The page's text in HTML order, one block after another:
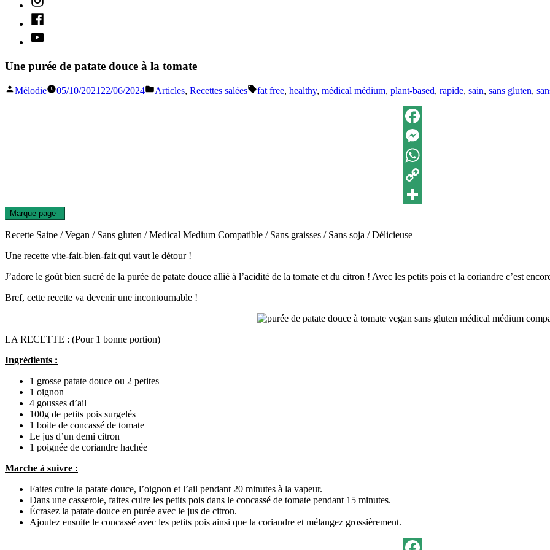
Facebook
Youtube
Une purée de patate douce à la tomate
Publié
Mélodie 05/10/202122/06/2024
Publié
Articles, Recettes salées Étiquettes :
fat free, healthy, médical médium, plant-based, rapide, sain, sans gluten,
Facebook
Messenger
WhatsApp
Copy
Marque-page
Recette Saine / Vegan / Sans gluten / Medical Medium Compatible / Sans graisses / Sans soja / Délicieuse
Une recette vite-fait-bien-fait qui vaut le détour !
J’adore le goût bien sucré de la purée de patate douce allié à l’acidité de la tomate et du citron ! Avec les petits pois et la coriandre c’est
Bref, cette recette va devenir une incontournable !
LA RECETTE : (Pour 1 bonne portion)
Ingrédients :
1 grosse patate douce ou 2 petites
1 oignon
4 gousses d’ail
100g de petits pois surgelés
1 boite de concassé de tomate
Le jus d’un demi citron
1 poignée de coriandre hachée
Marche à suivre :
Faites cuire la patate douce, l’oignon et l’ail pendant 20 minutes à la vapeur.
Dans une casserole, faites cuire les petits pois dans le concassé de tomate pendant 15 minutes.
Écrasez la patate douce en purée avec le jus de citron.
Ajoutez ensuite le concassé avec les petits pois ainsi que la coriandre et mélangez grossièrement.